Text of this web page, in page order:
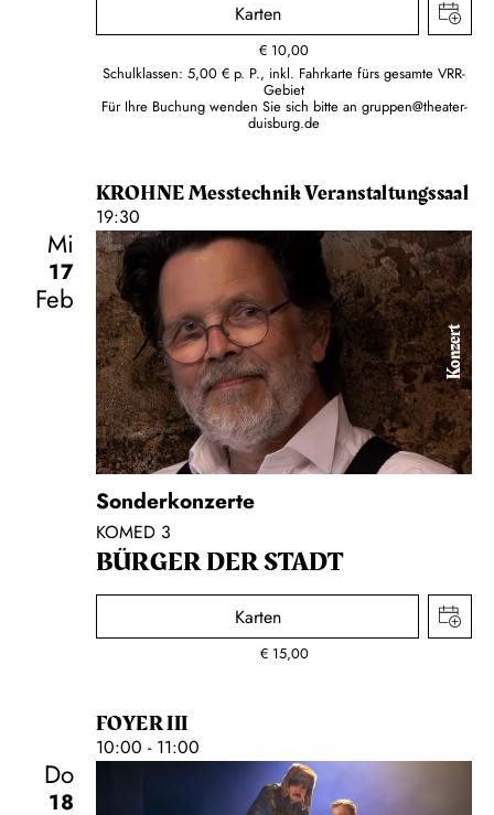
Karten
€ 10,00
Schulklassen: 5,00 € p. P., inkl. Fahrkarte fürs gesamte VRR-
Gebiet
Für Ihre Buchung wenden Sie sich bitte an gruppen@theater-
duisburg.de
KROHNE Messtechnik Veranstaltungssaal
19:30
Mi
17
Feb
Konzert
Sonderkonzerte
KOMED 3
BÜRGER DER STADT
Karten
€ 15,00
FOYER III
10:00 - 11:00
Do
18